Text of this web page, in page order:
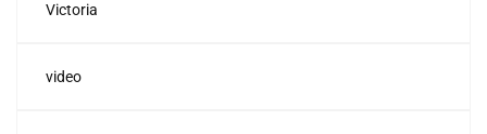
Victoria
video